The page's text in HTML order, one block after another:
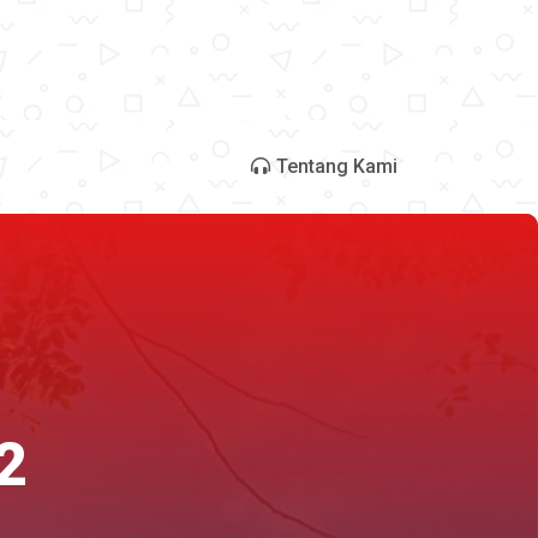
Tentang Kami